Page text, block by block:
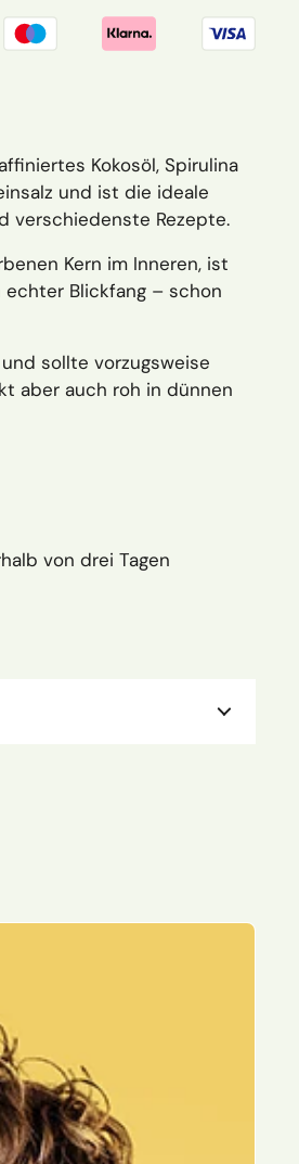
Kokosöl, Spirulina
und ist die ideale
verschiedenste Rezepte.
Kern im Inneren, ist
Blickfang – schon
sollte vorzugsweise
aber auch roh in dünnen
von drei Tagen